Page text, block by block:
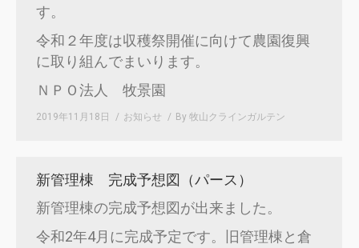
す。
令和２年度は収穫祭開催に向けて農園復興
に取り組んでまいります。
ＮＰＯ法人 牧景園
2019年11月18日 お知らせ By 牧山クラインガルテン
新管理棟 完成予想図（パース）
新管理棟の完成予想図が出来ました。
令和2年4月に完成予定です。旧管理棟と倉